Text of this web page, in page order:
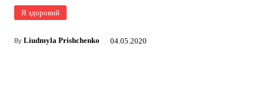
Я здоровий
By Liudmyla Prishchenko 04.05.2020